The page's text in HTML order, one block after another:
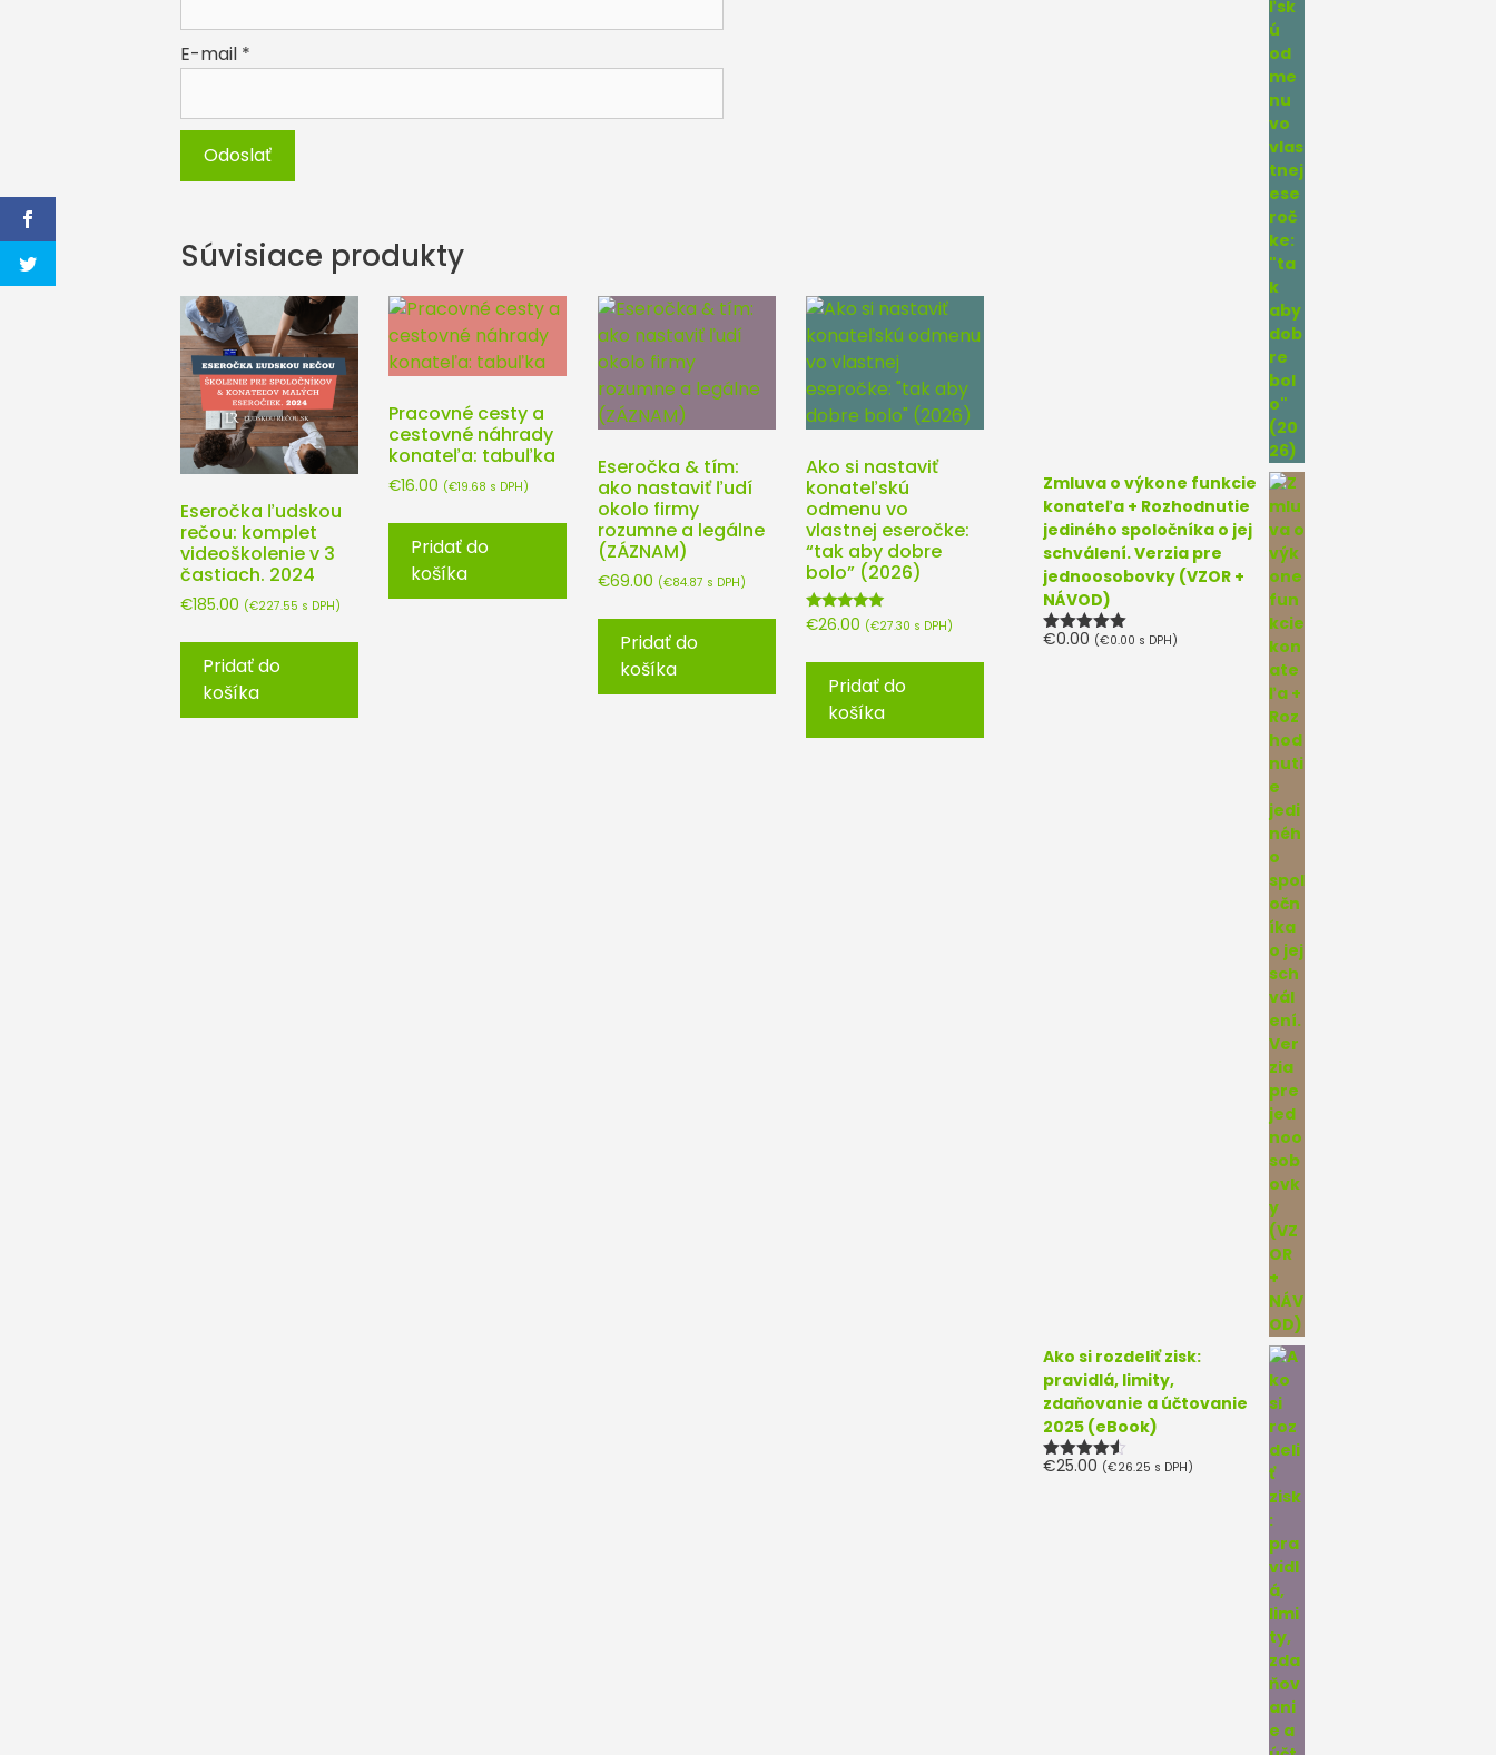
E-mail *
Súvisiace produkty
Eseročka ľudskou
rečou: komplet
videoškolenie v 3
častiach. 2024
€185.00 (€227.55 s DPH)
Pridať do
košíka
Pracovné cesty a
cestovné náhrady
konateľa: tabuľka
€16.00 (€19.68 s DPH)
Pridať do
košíka
Eseročka & tím:
ako nastaviť ľudí
okolo firmy
rozumne a legálne
(ZÁZNAM)
€69.00 (€84.87 s DPH)
Pridať do
košíka
Ako si nastaviť
konateľskú
odmenu vo
vlastnej eseročke:
“tak aby dobre
bolo” (2026)
Hodnotenie
€26.00 (€27.30 s DPH)
Pridať do
košíka
Zmluva o výkone funkcie
konateľa + Rozhodnutie
jediného spoločníka o jej
schválení. Verzia pre
jednoosobovky (VZOR +
NÁVOD)
Hodnotenie
€0.00 (€0.00 s DPH)
Ako si rozdeliť zisk:
pravidlá, limity,
zdaňovanie a účtovanie
2025 (eBook)
Hodnotenie
€25.00 (€26.25 s DPH)